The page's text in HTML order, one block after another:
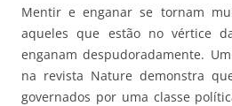
Mentir e enganar se tornam
aqueles que estão no vértice
enganam despudoradamente.
na revista Nature demonstra
governados por uma classe